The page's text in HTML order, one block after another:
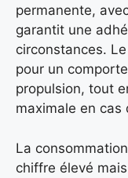
permanente,
garantit une
circonstances.
pour un
propulsion, tout
maximale en cas
La
chiffre élevé